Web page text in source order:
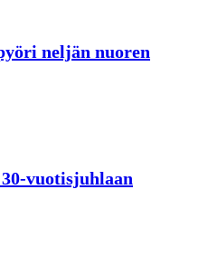
neljän nuoren
vuotisjuhlaan